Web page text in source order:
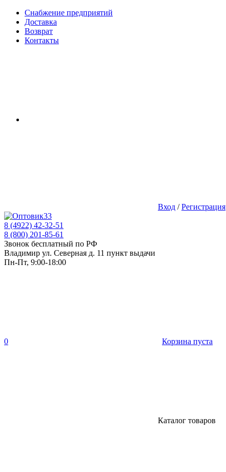
Снабжение предприятий
Доставка
Возврат
Контакты
Вход /Регистрация
8 (4922) 42-32-51
8 (800) 201-85-61
Звонок бесплатный по РФ
Владимир ул. Северная д. 11 пункт выдачи
Пн-Пт, 9:00-18:00
0 Корзина пуста
Каталог товаров